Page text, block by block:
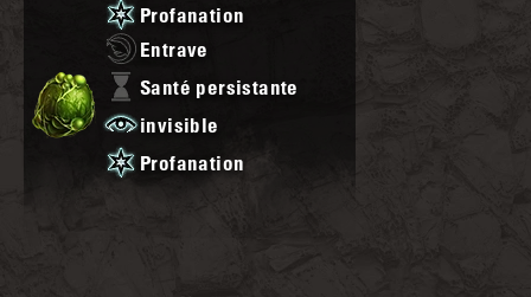
Profanation
Entrave
Santé persistante
invisible
Profanation